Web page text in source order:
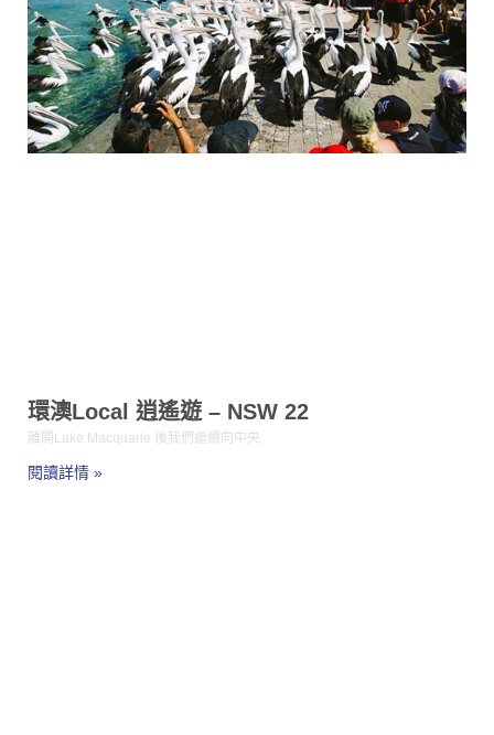
環澳Local 逍遙遊 – NSW 22
離開Lake Macquarie 後我們繼續向中央
閱讀詳情 »